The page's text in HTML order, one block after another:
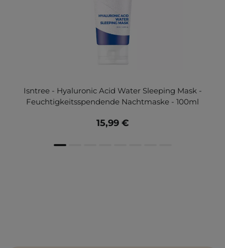
Isntree - Hyaluronic Acid Water Sleeping Mask -
Feuchtigkeitsspendende Nachtmaske - 100ml
15,99 €